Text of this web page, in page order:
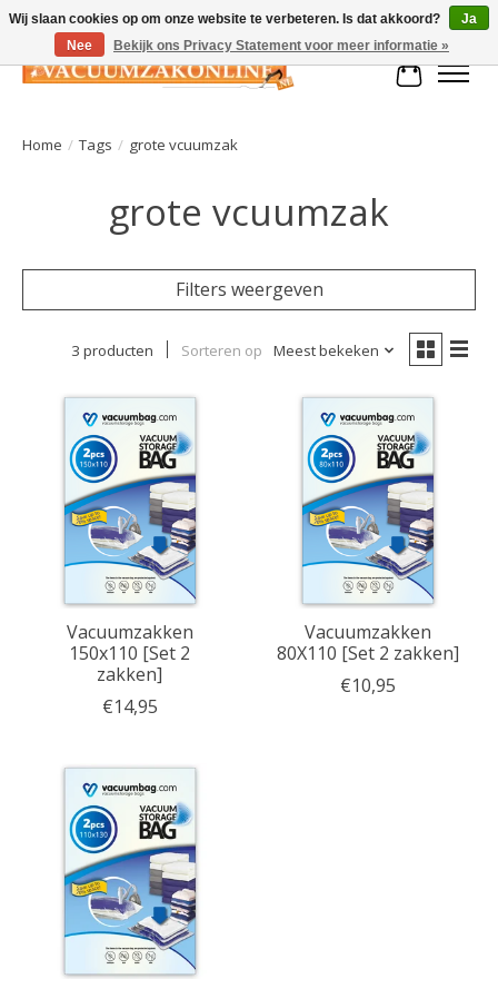
Home / Tags / grote vcuumzak
grote vcuumzak
Filters weergeven
3 producten Sorteren op Meest bekeken
Vacuumzakken
150x110 [Set 2
zakken]
€14,95
Vacuumzakken
80X110 [Set 2 zakken]
€10,95
Wij slaan cookies op om onze website te verbeteren. Is dat akkoord?
Ja
Nee
Bekijk ons Privacy Statement voor meer informatie »